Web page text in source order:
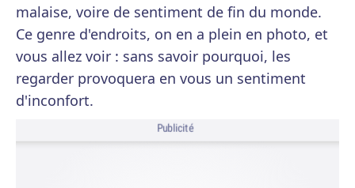
malaise, voire de sentiment de fin du monde.
Ce genre d'endroits, on en a plein en photo, et
vous allez voir : sans savoir pourquoi, les
regarder provoquera en vous un sentiment
d'inconfort.
Publicité